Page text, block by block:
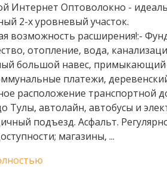
Интернет Оптоволокно -
2-х уровневый участок.
возможность расширения!:-
отопление, вода,
большой навес, примыкающий
платежи,
расположение транспортной
Тулы, автолайн, автобусы и
подъезд. Асфальт.
магазины, ...